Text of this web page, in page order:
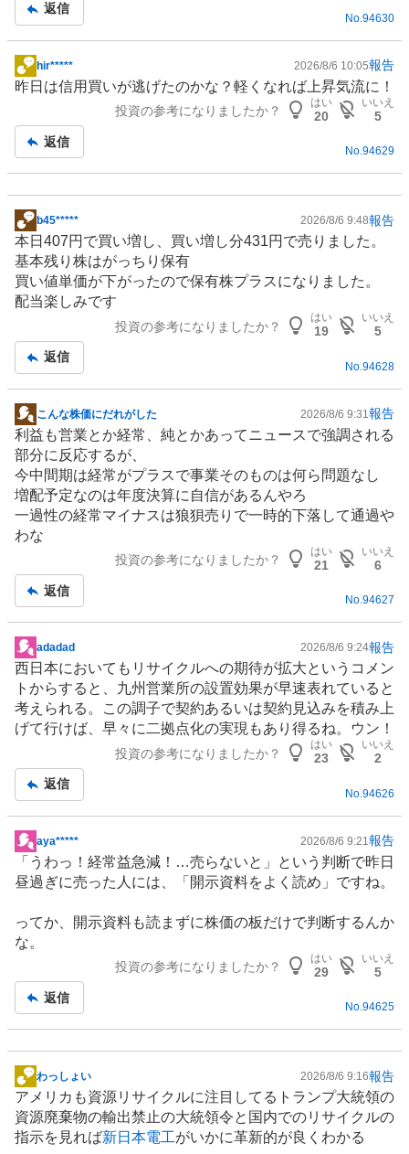
返信
No.94630
掲
示
事
hir***** 2026/8/6 10:05報告
昨日は信用買いが逃げたのかな？軽くなれば上昇気流に！
投資の参考になりましたか？
はい
20
いいえ
5
返信
No.94629
掲
示
板
記
事
b45***** 2026/8/6 9:48報告
本日407円で買い増し、買い増し分431円で売りました。
基本残り株はがっちり保有
買い値単価が下がったので保有株プラスになりました。
配当楽しみです
投資の参考になりましたか？
はい
19
いいえ
5
返信
No.94628
掲
示
板
記
事
こんな株価にだれがした 2026/8/6 9:31報告
利益も営業とか経常、純とかあってニュースで強調される
部分に反応するが、
今中間期は経常がプラスで事業そのものは何ら問題なし
増配予定なのは年度決算に自信があるんやろ
一過性の経常マイナスは狼狽売りで一時的下落して通過や
わな
投資の参考になりましたか？
はい
21
いいえ
6
返信
No.94627
掲
示
板
記
事
adadad 2026/8/6 9:24報告
西日本においても リサイクルへの期待が拡大というコメン
トからすると、九州営業所の設置効果が早速表れていると
考えられる。この調子で契約あるいは契約見込みを積み上
げて行けば、早々に二拠点化の実現もあり得るね。ウン！
投資の参考になりましたか？
はい
23
いいえ
2
返信
No.94626
掲
板
事
aya***** 2026/8/6 9:21報告
「うわっ！経常益急減！…売らないと」という判断で昨日
昼過ぎに売った人には、「開示資料をよく読め」ですね。
ってか、開示資料も読まずに株価の板だけで判断するんか
な。
投資の参考になりましたか？
はい
29
いいえ
5
返信
No.94625
掲
示
板
記
わっしょい 2026/8/6 9:16報告
アメリカも資源リサイクルに注目してるトランプ大統領の
資源廃棄物の輸出禁止の大統領令と国内でのリサイクルの
指示を見れば新日本電工がいかに革新的が良くわかる